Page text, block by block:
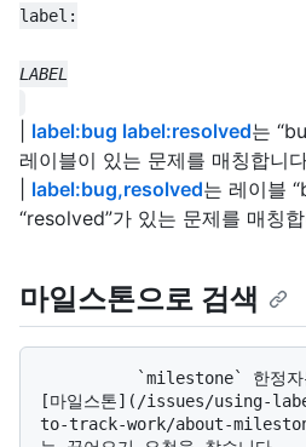
label:bug label:resolved는
레이블이 있는 문제를 매칭합니
label:bug,resolved는 레이블
“resolved”가 있는 문제를 매칭
마일스톤으로 검색
[마일스톤](/issues/using-
to-track-work/about-